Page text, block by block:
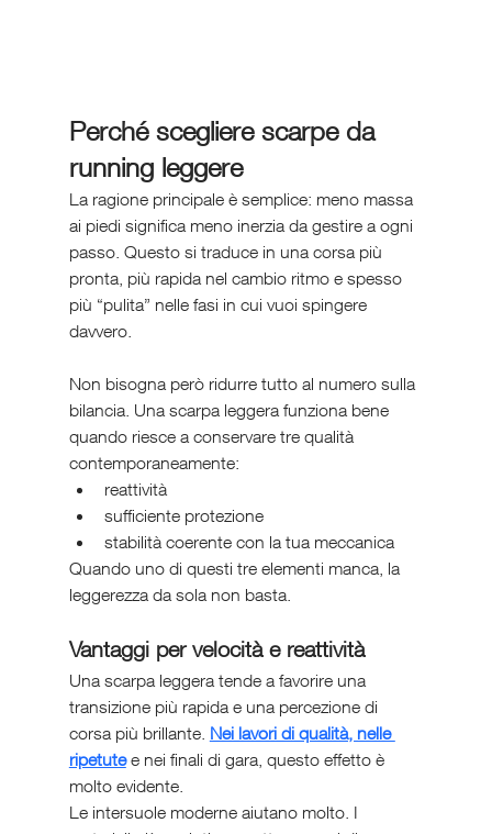
Perché scegliere scarpe da
running leggere
La ragione principale è semplice: meno massa
ai piedi significa meno inerzia da gestire a ogni
passo. Questo si traduce in una corsa più
pronta, più rapida nel cambio ritmo e spesso
più “pulita” nelle fasi in cui vuoi spingere
davvero.
Non bisogna però ridurre tutto al numero sulla
bilancia. Una scarpa leggera funziona bene
quando riesce a conservare tre qualità
contemporaneamente:
reattività
sufficiente protezione
stabilità coerente con la tua meccanica
Quando uno di questi tre elementi manca, la
leggerezza da sola non basta.
Vantaggi per velocità e reattività
Una scarpa leggera tende a favorire una
transizione più rapida e una percezione di
corsa più brillante. Nei lavori di qualità, nelle
ripetute e nei finali di gara, questo effetto è
molto evidente.
Le intersuole moderne aiutano molto. I